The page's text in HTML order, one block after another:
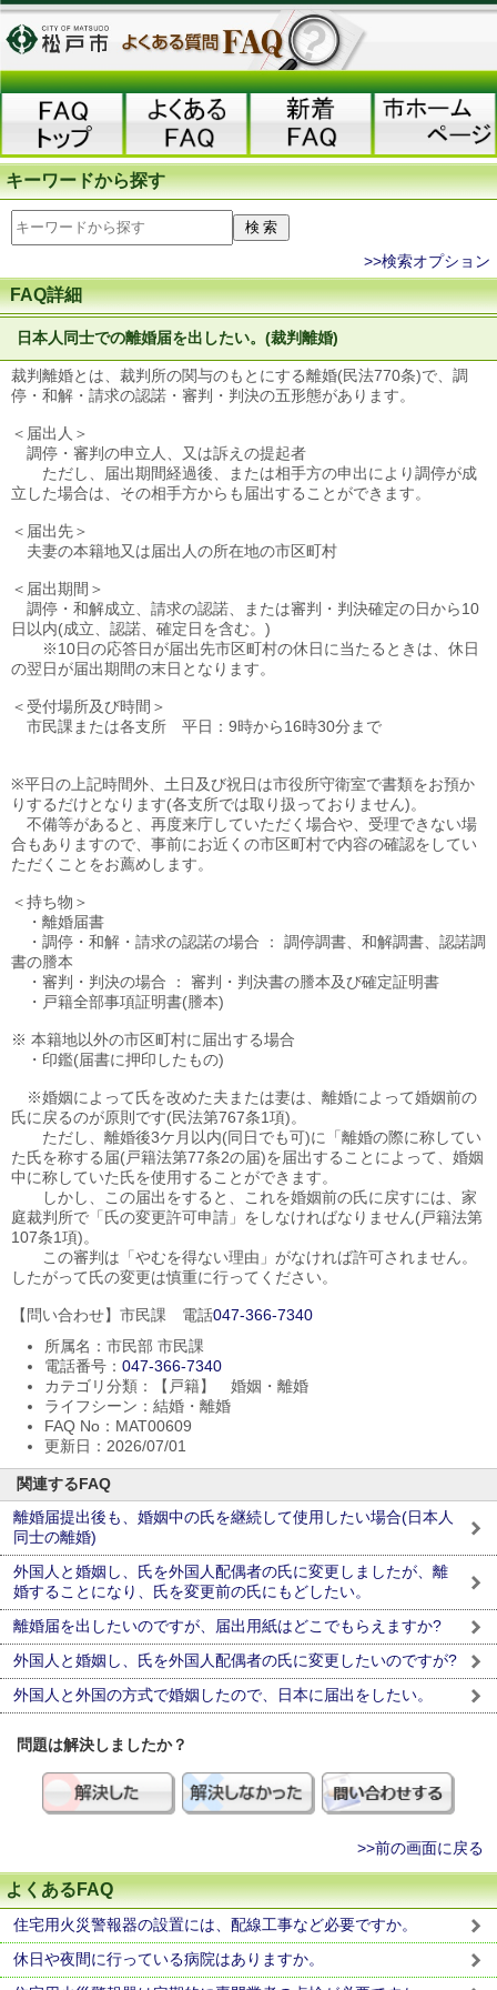
キーワードから探す
>>検索オプション
FAQ詳細
日本人同士での離婚届を出したい。(裁判離婚)
裁判離婚とは、裁判所の関与のもとにする離婚(民法770条)で、調
停・和解・請求の認諾・審判・判決の五形態があります。
＜届出人＞
調停・審判の申立人、又は訴えの提起者
ただし、届出期間経過後、または相手方の申出により調停が成
立した場合は、その相手方からも届出することができます。
＜届出先＞
夫妻の本籍地又は届出人の所在地の市区町村
＜届出期間＞
調停・和解成立、請求の認諾、または審判・判決確定の日から10
日以内(成立、認諾、確定日を含む。)
※10日の応答日が届出先市区町村の休日に当たるときは、休日
の翌日が届出期間の末日となります。
＜受付場所及び時間＞
市民課または各支所 平日：9時から16時30分まで
※平日の上記時間外、土日及び祝日は市役所守衛室で書類をお預か
りするだけとなります(各支所では取り扱っておりません)。
不備等があると、再度来庁していただく場合や、受理できない場
合もありますので、事前にお近くの市区町村で内容の確認をしてい
ただくことをお薦めします。
＜持ち物＞
・離婚届書
・調停・和解・請求の認諾の場合 ： 調停調書、和解調書、認諾調
書の謄本
・審判・判決の場合 ： 審判・判決書の謄本及び確定証明書
・戸籍全部事項証明書(謄本)
※ 本籍地以外の市区町村に届出する場合
・印鑑(届書に押印したもの)
※婚姻によって氏を改めた夫または妻は、離婚によって婚姻前の
氏に戻るのが原則です(民法第767条1項)。
ただし、離婚後3ケ月以内(同日でも可)に「離婚の際に称してい
た氏を称する届(戸籍法第77条2の届)を届出することによって、婚姻
中に称していた氏を使用することができます。
しかし、この届出をすると、これを婚姻前の氏に戻すには、家
庭裁判所で「氏の変更許可申請」をしなければなりません(戸籍法第
107条1項)。
この審判は「やむを得ない理由」がなければ許可されません。
したがって氏の変更は慎重に行ってください。
【問い合わせ】市民課 電話047-366-7340
所属名：市民部 市民課
電話番号： 047-366-7340
カテゴリ分類：【戸籍】 婚姻・離婚
ライフシーン：結婚・離婚
FAQ No：MAT00609
更新日：2026/07/01
関連するFAQ
離婚届提出後も、婚姻中の氏を継続して使用したい場合(日本人
同士の離婚)
外国人と婚姻し、氏を外国人配偶者の氏に変更しましたが、離
婚することになり、氏を変更前の氏にもどしたい。
離婚届を出したいのですが、届出用紙はどこでもらえますか?
外国人と婚姻し、氏を外国人配偶者の氏に変更したいのですが?
外国人と外国の方式で婚姻したので、日本に届出をしたい。
問題は解決しましたか？
>>前の画面に戻る
よくあるFAQ
住宅用火災警報器の設置には、配線工事など必要ですか。
休日や夜間に行っている病院はありますか。